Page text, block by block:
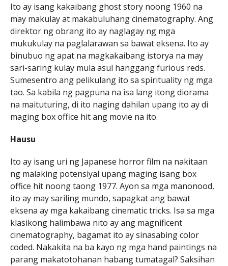
Ito ay isang kakaibang ghost story noong 1960 na
may makulay at makabuluhang cinematography. Ang
direktor ng obrang ito ay naglagay ng mga
mukukulay na paglalarawan sa bawat eksena. Ito ay
binubuo ng apat na magkakaibang istorya na may
sari-saring kulay mula asul hanggang furious reds.
Sumesentro ang pelikulang ito sa spirituality ng mga
tao. Sa kabila ng pagpuna na isa lang itong diorama
na maituturing, di ito naging dahilan upang ito ay di
maging box office hit ang movie na ito.
Hausu
Ito ay isang uri ng Japanese horror film na nakitaan
ng malaking potensiyal upang maging isang box
office hit noong taong 1977. Ayon sa mga manonood,
ito ay may sariling mundo, sapagkat ang bawat
eksena ay mga kakaibang cinematic tricks. Isa sa mga
klasikong halimbawa nito ay ang magnificent
cinematography, bagamat ito ay sinasabing color
coded. Nakakita na ba kayo ng mga hand paintings na
parang makatotohanan habang tumatagal? Saksihan